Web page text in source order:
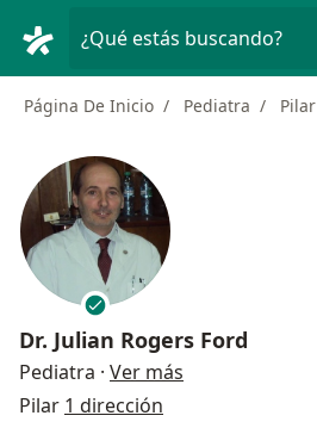
¿Qué estás buscando?
Página De Inicio Pediatra Pilar
Dr. Julian Rogers Ford
Pediatra · Ver más
Pilar 1 dirección